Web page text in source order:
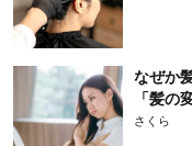
なぜか
「髪の
さくら